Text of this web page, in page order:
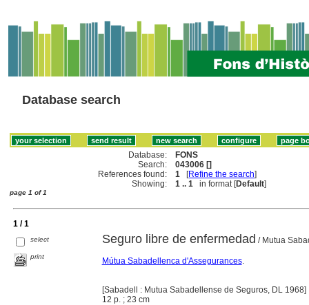
Database search
Database:
FONS
Search:
043006 []
References found:
1 [Refine the search]
Showing:
1 .. 1 in format [Default]
page 1 of 1
1 / 1
select
print
Seguro libre de enfermedad / Mutua
Mútua Sabadellenca d'Assegurances.
[Sabadell : Mutua Sabadellense de Seguros, DL 1968]
12 p. ; 23 cm